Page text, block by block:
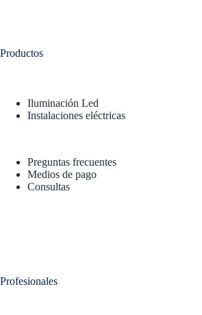
Productos
Iluminación Led
Instalaciones eléctricas
Preguntas frecuentes
Medios de pago
Consultas
Profesionales